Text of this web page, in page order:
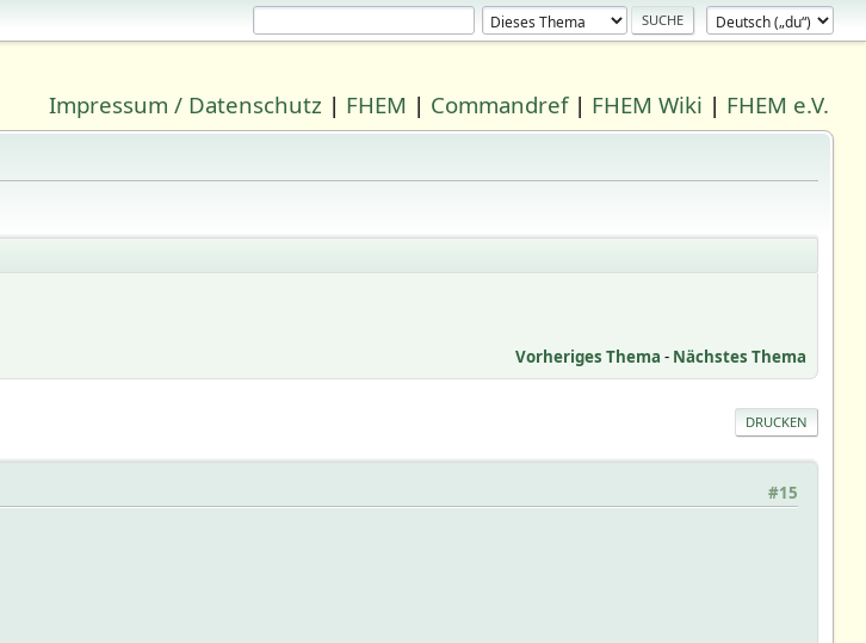
Impressum / Datenschutz | FHEM | Commandref| FHEM Wiki | FHEM e.V.
Vorheriges Thema - Nächstes Thema
DRUCKEN
#15